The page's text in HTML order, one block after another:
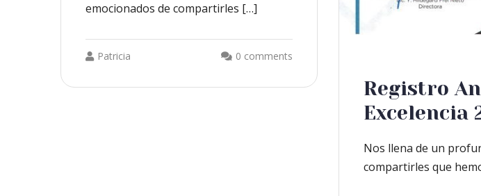
emocionados de compartirles […]
Patricia 0 comments
Registro
Excelencia
Nos llena de un
compartirles que